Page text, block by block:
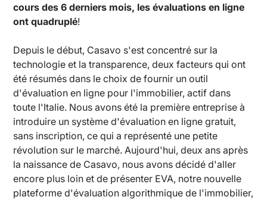
cours des 6 derniers mois, les évaluations en ligne
ont quadruplé!
Depuis le début, Casavo s'est concentré sur la
technologie et la transparence, deux facteurs qui ont
été résumés dans le choix de fournir un outil
d'évaluation en ligne pour l'immobilier, actif dans
toute l'Italie. Nous avons été la première entreprise à
introduire un système d'évaluation en ligne gratuit,
sans inscription, ce qui a représenté une petite
révolution sur le marché. Aujourd'hui, deux ans après
la naissance de Casavo, nous avons décidé d'aller
encore plus loin et de présenter EVA, notre nouvelle
plateforme d'évaluation algorithmique de l'immobilier,